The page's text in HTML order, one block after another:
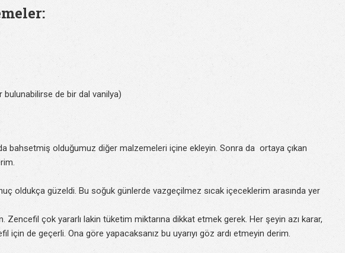
bulunabilirse de bir dal vanilya)
bahsetmiş olduğumuz diğer malzemeleri içine ekleyin. Sonra da ortaya çıkan
oldukça güzeldi. Bu soğuk günlerde vazgeçilmez sıcak içeceklerim arasında yer
Zencefil çok yararlı lakin tüketim miktarına dikkat etmek gerek. Her şeyin azı karar,
için de geçerli. Ona göre yapacaksanız bu uyarıyı göz ardı etmeyin derim.